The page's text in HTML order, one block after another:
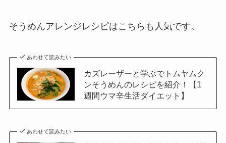
そうめんアレンジレシピはこちらも人気です。
あわせて読みたい
カズレーザーと学ぶでトムヤムク
ンそうめんのレシピを紹介！【1
週間ウマ辛生活ダイエット】
あわせて読みたい